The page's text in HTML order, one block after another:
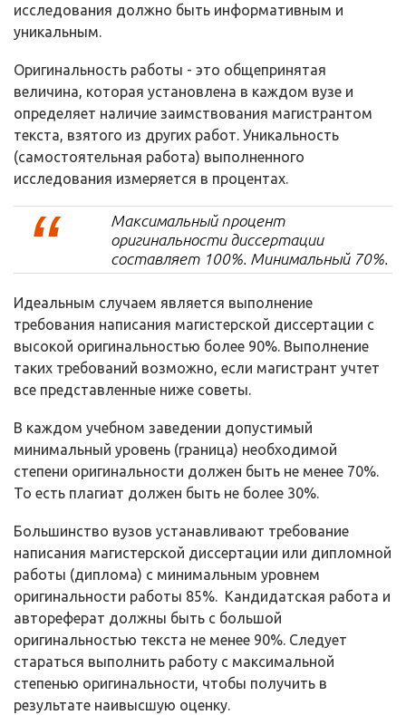
исследования должно быть информативным и
уникальным.
Оригинальность работы - это общепринятая
величина, которая установлена в каждом вузе и
определяет наличие заимствования магистрантом
текста, взятого из других работ. Уникальность
(самостоятельная работа) выполненного
исследования измеряется в процентах.
Максимальный процент
оригинальности диссертации
составляет 100%. Минимальный 70%.
Идеальным случаем является выполнение
требования написания магистерской диссертации с
высокой оригинальностью более 90%. Выполнение
таких требований возможно, если магистрант учтет
все представленные ниже советы.
В каждом учебном заведении допустимый
минимальный уровень (граница) необходимой
степени оригинальности должен быть не менее 70%.
То есть плагиат должен быть не более 30%.
Большинство вузов устанавливают требование
написания магистерской диссертации или дипломной
работы (диплома) с минимальным уровнем
оригинальности работы 85%. Кандидатская работа и
автореферат должны быть с большой
оригинальностью текста не менее 90%. Следует
стараться выполнить работу с максимальной
степенью оригинальности, чтобы получить в
результате наивысшую оценку.